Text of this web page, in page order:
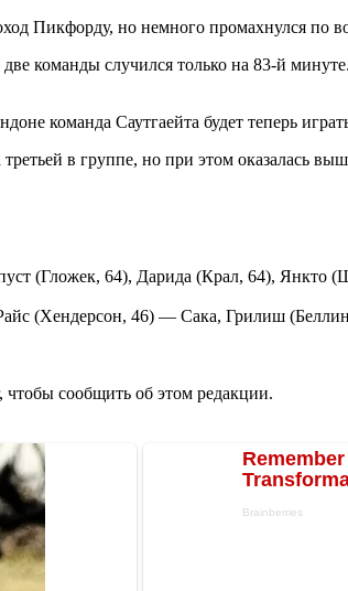
Пикфорду, но немного промахнулся по
команды случился только на 83-й
команда Саутгаейта будет теперь
в группе, но при этом оказалась
(Гложек, 64), Дарида (Крал, 64), Янкто
(Хендерсон, 46) — Сака, Грилиш
сообщить об этом редакции.